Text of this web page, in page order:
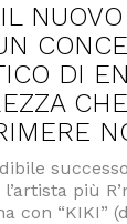
DI
l’artista più
con “KIKI”